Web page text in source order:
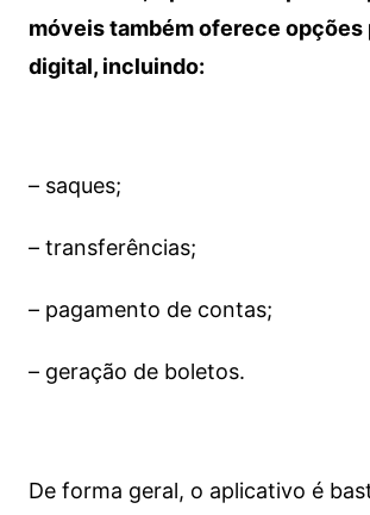
móveis também oferece opções
digital, incluindo:
– saques;
– transferências;
– pagamento de contas;
– geração de boletos.
De forma geral, o aplicativo é